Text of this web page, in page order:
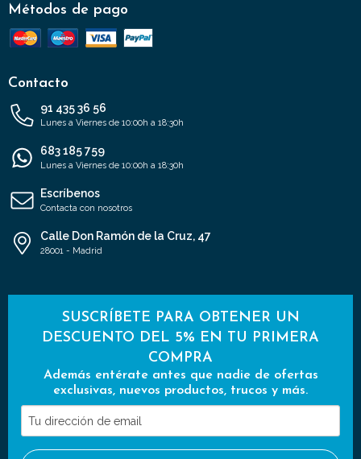
Métodos de pago
Contacto
91 435 36 56
Lunes a Viernes de 10:00h a 18:30h
683 185 759
Lunes a Viernes de 10:00h a 18:30h
Escríbenos
Contacta con nosotros
Calle Don Ramón de la Cruz, 47
28001 - Madrid
SUSCRÍBETE PARA OBTENER UN
DESCUENTO DEL 5% EN TU PRIMERA
COMPRA
Además entérate antes que nadie de ofertas
exclusivas, nuevos productos, trucos y más.
Tu
dirección
de